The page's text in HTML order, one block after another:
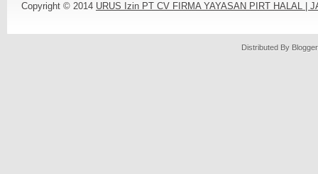
Copyright © 2014 URUS Izin PT CV FIRMA YAYASAN PIRT HALAL |
Distributed By